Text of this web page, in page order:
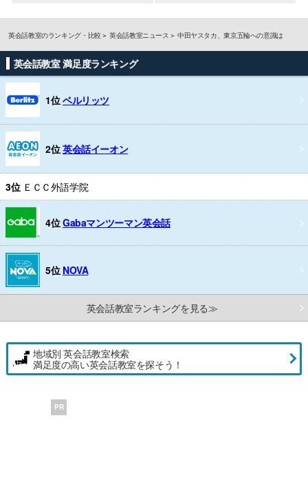
英会話教室のランキング・比較 英会話教室ニュース 中田ヤスタカ、東京五輪への意識は
英会話教室 満足度ランキング
1位ベルリッツ
2位英会話イーオン
3位 ＥＣＣ外語学院
4位Gabaマンツーマン英会話
5位 NOVA
英会話教室ランキングを見る≫
地域別 英会話教室検索
満足度の高い英会話教室を探そう！
PR